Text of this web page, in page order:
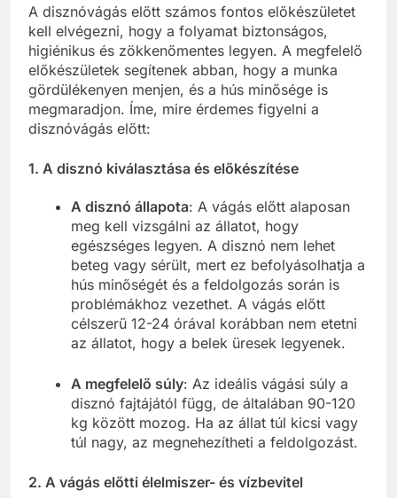
A disznóvágás előtt számos fontos előkészületet
kell elvégezni, hogy a folyamat biztonságos,
higiénikus és zökkenőmentes legyen. A megfelelő
előkészületek segítenek abban, hogy a munka
gördülékenyen menjen, és a hús minősége is
megmaradjon. Íme, mire érdemes figyelni a
disznóvágás előtt:
1. A disznó kiválasztása és előkészítése
A disznó állapota: A vágás előtt alaposan
meg kell vizsgálni az állatot, hogy
egészséges legyen. A disznó nem lehet
beteg vagy sérült, mert ez befolyásolhatja a
hús minőségét és a feldolgozás során is
problémákhoz vezethet. A vágás előtt
célszerű 12-24 órával korábban nem etetni
az állatot, hogy a belek üresek legyenek.
A megfelelő súly: Az ideális vágási súly a
disznó fajtájától függ, de általában 90-120
kg között mozog. Ha az állat túl kicsi vagy
túl nagy, az megnehezítheti a feldolgozást.
2. A vágás előtti élelmiszer- és vízbevitel